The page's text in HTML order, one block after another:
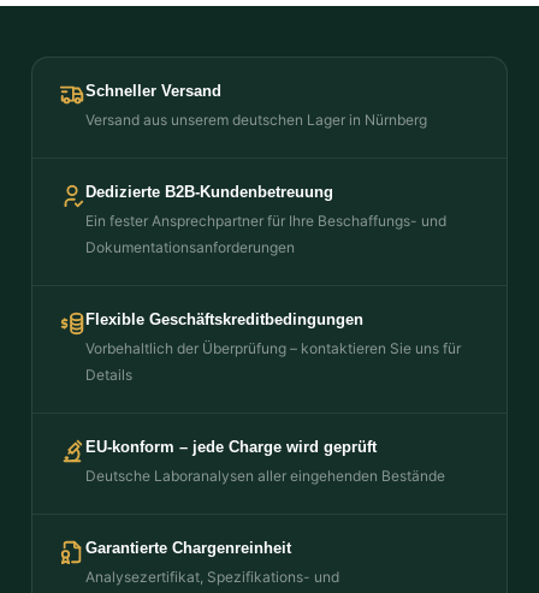
Schneller Versand
Versand aus unserem deutschen Lager in Nürnberg
Dedizierte B2B-Kundenbetreuung
Ein fester Ansprechpartner für Ihre Beschaffungs- und
Dokumentationsanforderungen
Flexible Geschäftskreditbedingungen
Vorbehaltlich der Überprüfung – kontaktieren Sie uns für
Details
EU-konform – jede Charge wird geprüft
Deutsche Laboranalysen aller eingehenden Bestände
Garantierte Chargenreinheit
Analysezertifikat, Spezifikations- und